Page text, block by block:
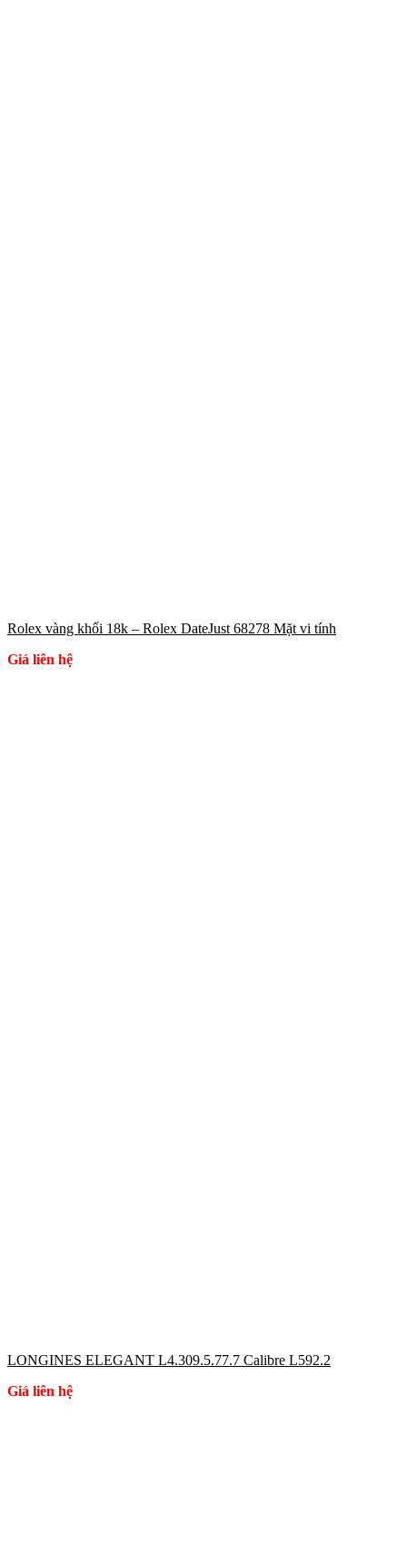
Rolex vàng khối 18k – Rolex DateJust 68278 Mặt vi tính
Giá liên hệ
LONGINES ELEGANT L4.309.5.77.7 Calibre L592.2
Giá liên hệ